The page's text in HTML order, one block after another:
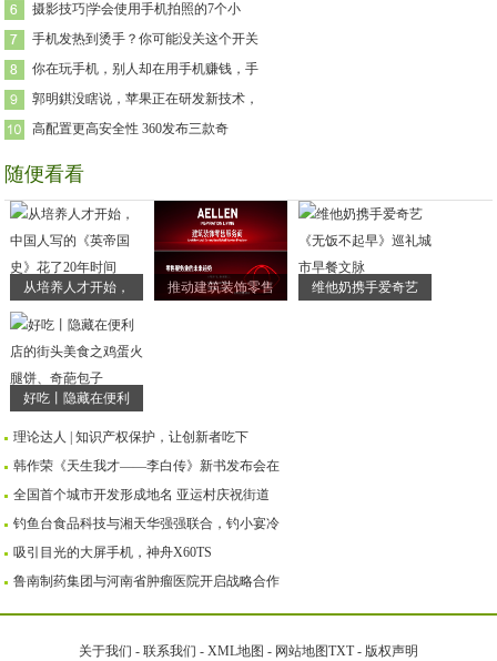
摄影技巧|学会使用手机拍照的7个小
手机发热到烫手？你可能没关这个开关
你在玩手机，别人却在用手机赚钱，手
郭明錤没瞎说，苹果正在研发新技术，
高配置更高安全性 360发布三款奇
随便看看
从培养人才开始， 推动建筑装饰零售 维他奶携手爱奇艺
好吃丨隐藏在便利
理论达人 | 知识产权保护，让创新者吃下
韩作荣《天生我才——李白传》新书发布会在
全国首个城市开发形成地名 亚运村庆祝街道
钓鱼台食品科技与湘天华强强联合，钓小宴冷
吸引目光的大屏手机，神舟X60TS
鲁南制药集团与河南省肿瘤医院开启战略合作
关于我们 - 联系我们 - XML地图 - 网站地图TXT- 版权声明